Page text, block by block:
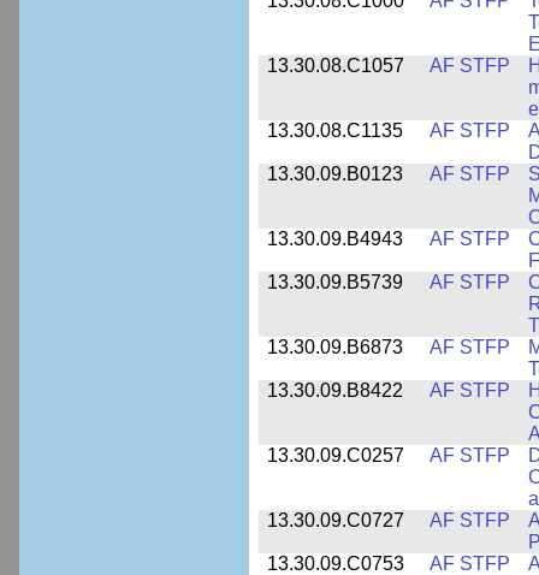
13.30.08.C1057
AF STFP
13.30.08.C1135
AF STFP
13.30.09.B0123
AF STFP
13.30.09.B4943
AF STFP
13.30.09.B5739
AF STFP
13.30.09.B6873
AF STFP
13.30.09.B8422
AF STFP
13.30.09.C0257
AF STFP
13.30.09.C0727
AF STFP
13.30.09.C0753
AF STFP